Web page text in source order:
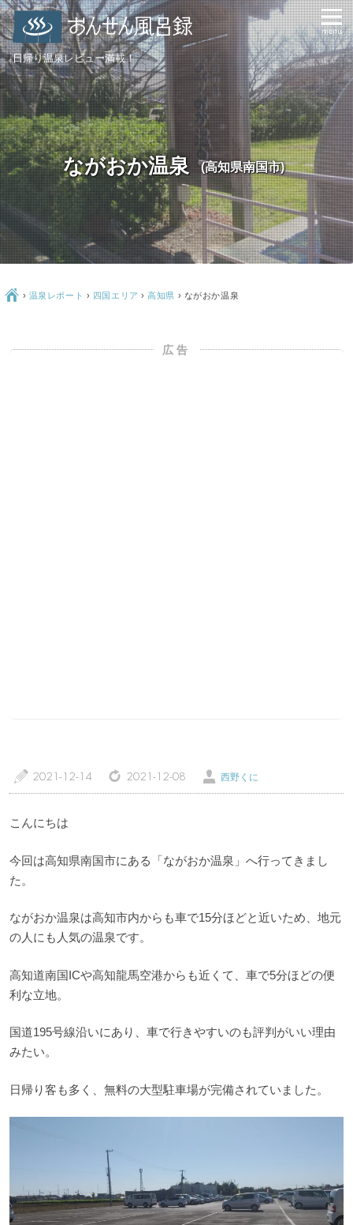
トップページ
特徴・こだわりで選ぶ エリアから選ぶ
ご意見・お問い合わせ
個人情報保護方針
日帰り温泉レビュー満載！
ながおか温泉 (高知県南国市)
Ç › 温泉レポート › 四国エリア ›高知県 › ながおか温泉
a 2021-12-14 z 2021-12-08 Ü 西野くに
こんにちは
今回は高知県南国市にある「ながおか温泉」へ行ってきまし
た。
ながおか温泉は高知市内からも車で15分ほどと近いため、地元
の人にも人気の温泉です。
高知道南国ICや高知龍馬空港からも近くて、車で5分ほどの便
利な立地。
国道195号線沿いにあり、車で行きやすいのも評判がいい理由
みたい。
日帰り客も多く、無料の大型駐車場が完備されていました。